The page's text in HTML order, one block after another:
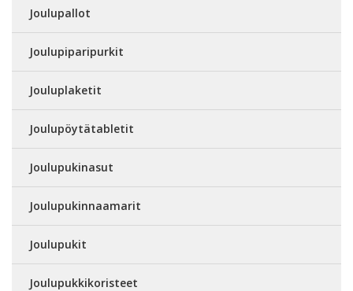
Joulupallot
Joulupiparipurkit
Jouluplaketit
Joulupöytätabletit
Joulupukinasut
Joulupukinnaamarit
Joulupukit
Joulupukkikoristeet